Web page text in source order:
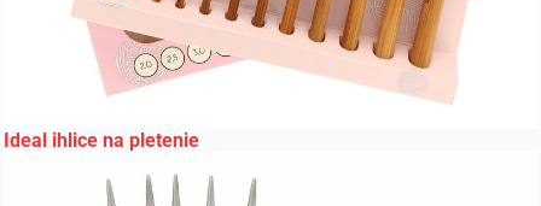
Ideal ihlice na pletenie